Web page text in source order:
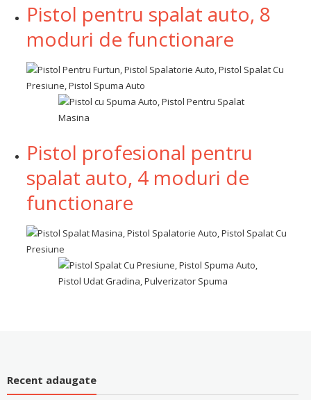
Pistol pentru spalat auto, 8
moduri de functionare
Pistol profesional pentru
spalat auto, 4 moduri de
functionare
Recent adaugate